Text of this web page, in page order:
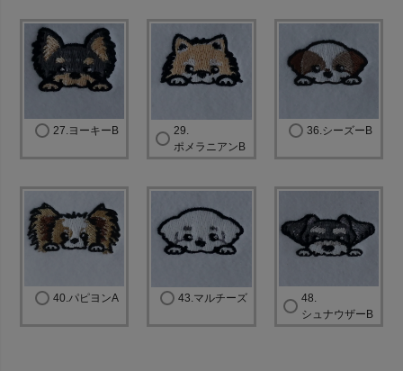
27.ヨーキーB
29.
ポメラニアンB
36.シーズーB
40.パピヨンA 43.マルチーズ
48.
シュナウザーB